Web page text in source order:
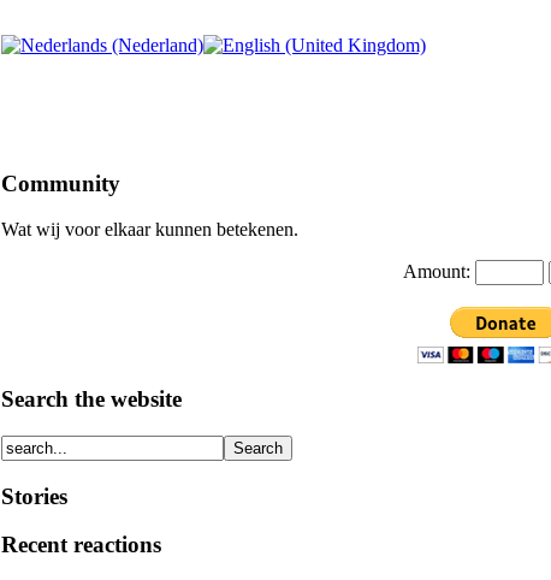
Community
Wat wij voor elkaar kunnen betekenen.
Amount:
Search the website
Stories
Recent reactions